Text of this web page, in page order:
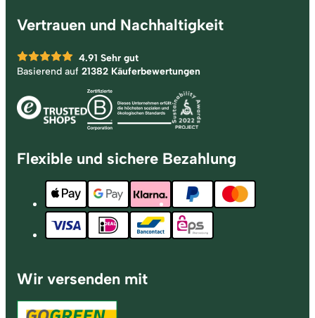
Vertrauen und Nachhaltigkeit
4.91 Sehr gut
Basierend auf 21382 Käuferbewertungen
Flexible und sichere Bezahlung
Wir versenden mit